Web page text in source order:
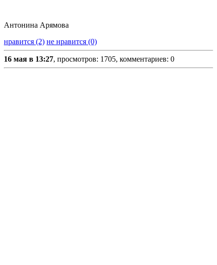
Антонина Арямова
нравится (2) не нравится (0)
16 мая в 13:27, просмотров: 1705, комментариев: 0